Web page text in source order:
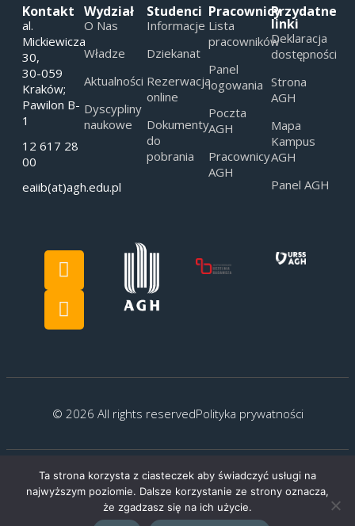
Kontakt
al.
Mickiewicza
30,
30-059
Kraków;
Pawilon B-
1
12 617 28
00
eaiib(at)agh.edu.pl
Wydział
O Nas
Władze
Aktualności
Dyscypliny
naukowe
Studenci
Informacje
Dziekanat
Rezerwacja
online
Dokumenty
do
pobrania
Pracownicy
Lista
pracowników
Panel
logowania
Poczta
AGH
Pracownicy
AGH
Przydatne
linki
Deklaracja
dostępności
Strona
AGH
Mapa
Kampus
AGH
Panel AGH
© 2026 All rights reservedPolityka prywatności
Created by: G.Kocyłowski
Ta strona korzysta z ciasteczek aby świadczyć usługi na
najwyższym poziomie. Dalsze korzystanie ze strony oznacza,
że zgadzasz się na ich użycie.